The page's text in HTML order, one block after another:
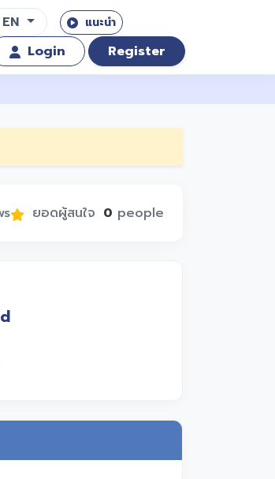
EN แนะนำ
Login Register
ยอดผู้สนใจ 0 people